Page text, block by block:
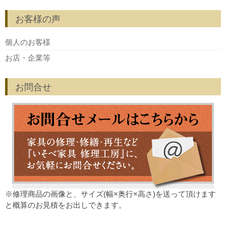
お客様の声
個人のお客様
お店・企業等
お問合せ
※修理商品の画像と、サイズ(幅×奥行×高さ)を送って頂けます
と概算のお見積をお出しできます。